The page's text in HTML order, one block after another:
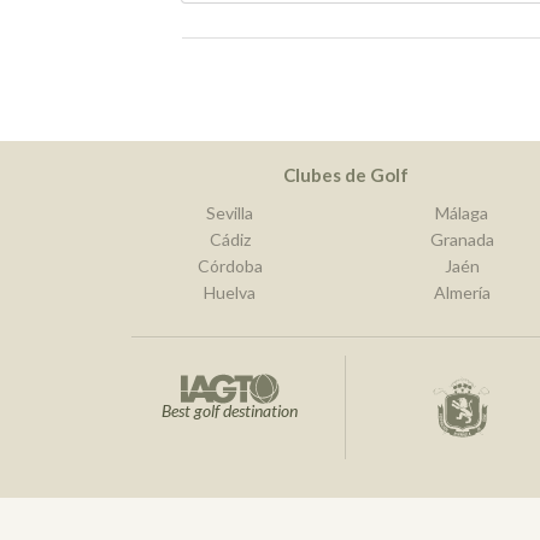
Clubes de Golf
Sevilla
Cádiz
Córdoba
Huelva
Málaga
Granada
Jaén
Almería
Best golf destination